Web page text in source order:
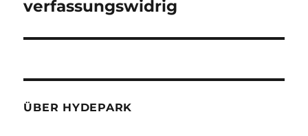
verfassungswidrig
ÜBER HYDEPARK